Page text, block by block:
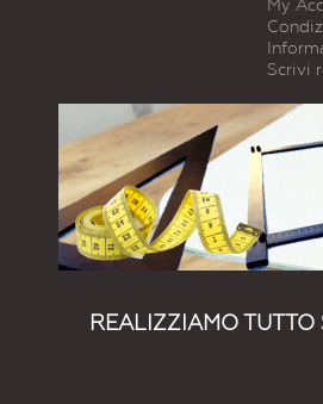
My
Scrivi
REALIZZIAMO TUTTO